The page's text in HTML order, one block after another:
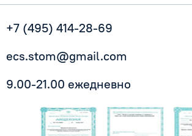
+7 (495) 414-28-69
ecs.stom@gmail.com
9.00-21.00 ежедневно